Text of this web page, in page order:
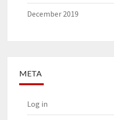
December 2019
META
Log in